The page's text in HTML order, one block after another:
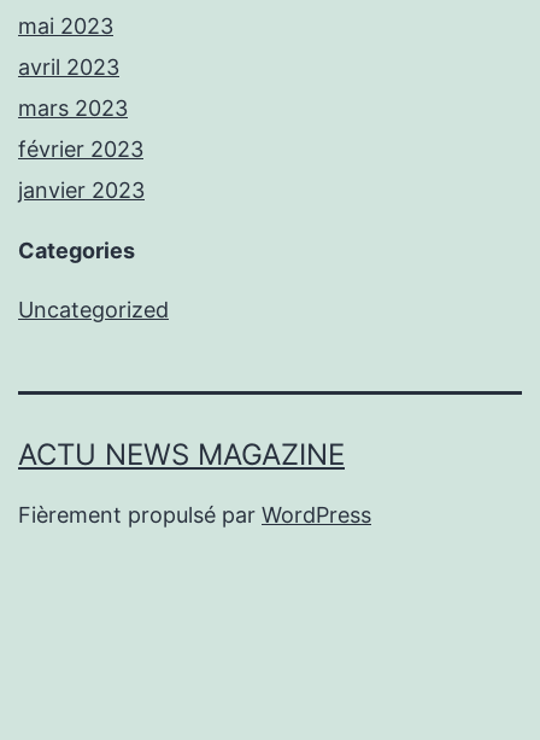
mai 2023
avril 2023
mars 2023
février 2023
janvier 2023
Categories
Uncategorized
ACTU NEWS MAGAZINE
Fièrement propulsé par WordPress